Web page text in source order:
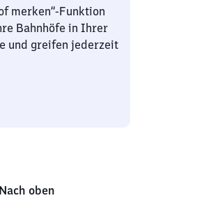
merken“-Funktion
Bahnhöfe in Ihrer
und greifen jederzeit
Nach oben